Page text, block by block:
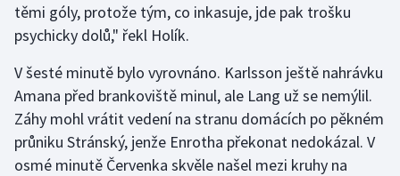
Stolní tenis
Triatlon
Veslování
Vodní slalom
těmi góly, protože tým, co inkasuje, jde pak trošku
psychicky dolů," řekl Holík.
V šesté minutě bylo vyrovnáno. Karlsson ještě nahrávku
Amana před brankoviště minul, ale Lang už se nemýlil.
Záhy mohl vrátit vedení na stranu domácích po pěkném
průniku Stránský, jenže Enrotha překonat nedokázal. V
osmé minutě Červenka skvěle našel mezi kruhy na